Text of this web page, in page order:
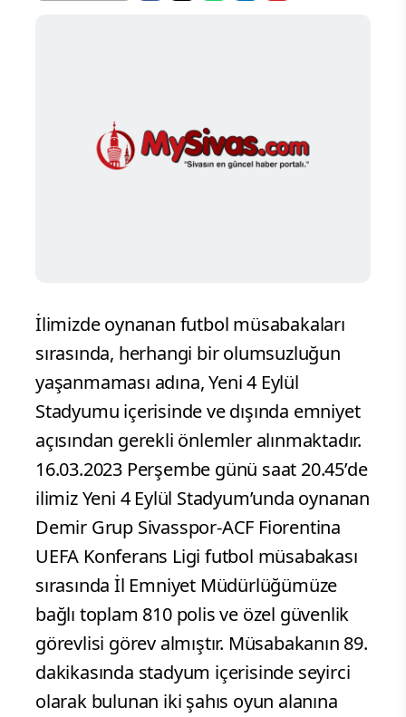
İlimizde oynanan futbol müsabakaları
sırasında, herhangi bir olumsuzluğun
yaşanmaması adına, Yeni 4 Eylül
Stadyumu içerisinde ve dışında emniyet
açısından gerekli önlemler alınmaktadır.
16.03.2023 Perşembe günü saat 20.45’de
ilimiz Yeni 4 Eylül Stadyum’unda oynanan
Demir Grup Sivasspor-ACF Fiorentina
UEFA Konferans Ligi futbol müsabakası
sırasında İl Emniyet Müdürlüğümüze
bağlı toplam 810 polis ve özel güvenlik
görevlisi görev almıştır. Müsabakanın 89.
dakikasında stadyum içerisinde seyirci
olarak bulunan iki şahıs oyun alanına